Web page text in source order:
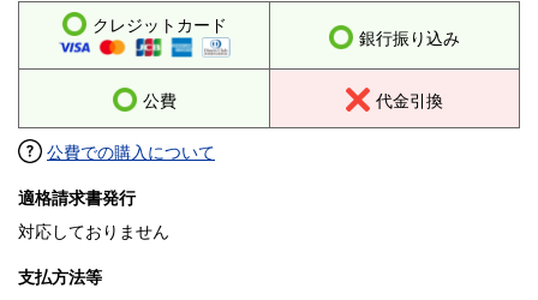
クレジットカード
銀行振り込み
公費 代金引換
公費での購入について
適格請求書発行
対応しておりません
支払方法等